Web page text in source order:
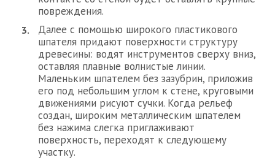
повреждения.
Далее с помощью широкого пластикового
шпателя придают поверхности структуру
древесины: водят инструментов сверху вниз,
оставляя плавные волнистые линии.
Маленьким шпателем без зазубрин, приложив
его под небольшим углом к стене, круговыми
движениями рисуют сучки. Когда рельеф
создан, широким металлическим шпателем
без нажима слегка приглаживают
поверхность, переходят к следующему
участку.